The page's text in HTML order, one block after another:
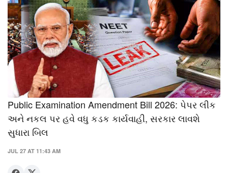
Public Examination Amendment Bill 2026: પેપર લીક
અને નકલ પર હવે વધુ કડક કાર્યવાહી, સરકાર લાવશે
સુધારા બિલ
JUL 27 AT 11:43 AM